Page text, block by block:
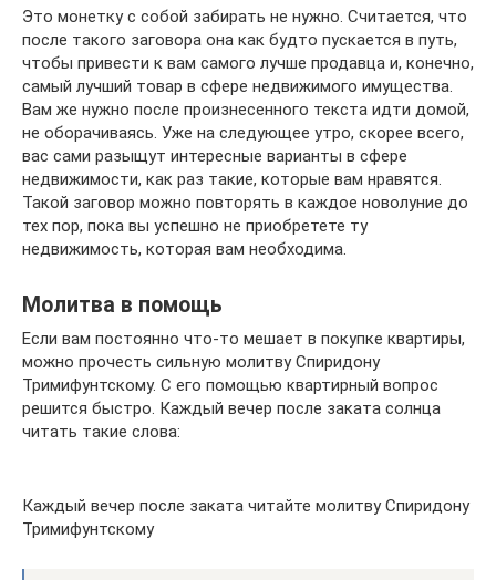
Это монетку с собой забирать не нужно. Считается, что
после такого заговора она как будто пускается в путь,
чтобы привести к вам самого лучше продавца и, конечно,
самый лучший товар в сфере недвижимого имущества.
Вам же нужно после произнесенного текста идти домой,
не оборачиваясь. Уже на следующее утро, скорее всего,
вас сами разыщут интересные варианты в сфере
недвижимости, как раз такие, которые вам нравятся.
Такой заговор можно повторять в каждое новолуние до
тех пор, пока вы успешно не приобретете ту
недвижимость, которая вам необходима.
Молитва в помощь
Если вам постоянно что-то мешает в покупке квартиры,
можно прочесть сильную молитву Спиридону
Тримифунтскому. С его помощью квартирный вопрос
решится быстро. Каждый вечер после заката солнца
читать такие слова:
Каждый вечер после заката читайте молитву Спиридону
Тримифунтскому